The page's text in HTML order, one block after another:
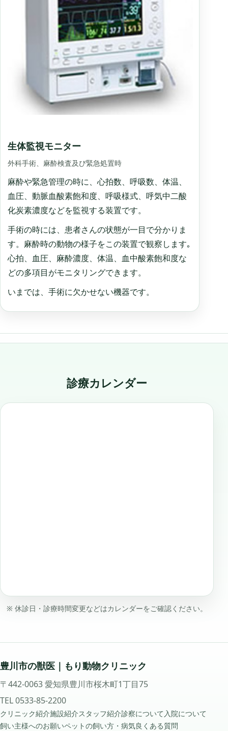
生体監視モニター
外科手術、麻酔検査及び緊急処置時
麻酔や緊急管理の時に、心拍数、呼吸数、体温、
血圧、動脈血酸素飽和度、呼吸様式、呼気中二酸
化炭素濃度などを監視する装置です。
手術の時には、患者さんの状態が一目で分かりま
す。麻酔時の動物の様子をこの装置で観察します｡
心拍、血圧、麻酔濃度、体温、血中酸素飽和度な
どの多項目がモニタリングできます。
いまでは、手術に欠かせない機器です。
診療カレンダー
※ 休診日・診療時間変更などはカレンダーをご確認ください。
豊川市の獣医｜もり動物クリニック
〒442-0063 愛知県豊川市桜木町1丁目75
TEL0533-85-2200
クリニック紹介施設紹介スタッフ紹介診察について 入院について
飼い主様へのお願いペットの飼い方・病気良くある質問